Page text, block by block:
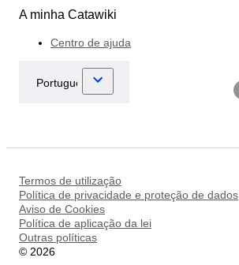
A minha Catawiki
Centro de ajuda
Termos de utilização
Política de privacidade e proteção de dados
Aviso de Cookies
Política de aplicação da lei
Outras políticas
© 2026